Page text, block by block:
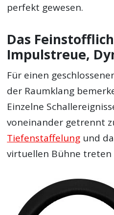
perfekt gewesen.
Das
Impulstreue,
Für einen
der Raumklang
Einzelne
voneinander getrennt
Tiefenstaffelung und
virtuellen Bühne treten